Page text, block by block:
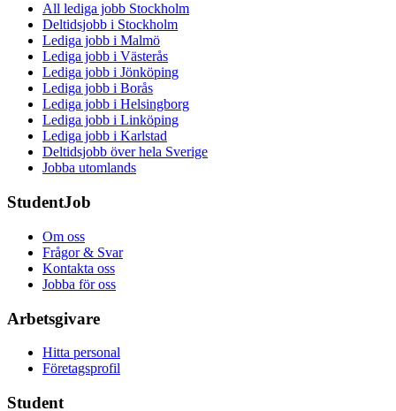
All lediga jobb Stockholm
Deltidsjobb i Stockholm
Lediga jobb i Malmö
Lediga jobb i Västerås
Lediga jobb i Jönköping
Lediga jobb i Borås
Lediga jobb i Helsingborg
Lediga jobb i Linköping
Lediga jobb i Karlstad
Deltidsjobb över hela Sverige
Jobba utomlands
StudentJob
Om oss
Frågor & Svar
Kontakta oss
Jobba för oss
Arbetsgivare
Hitta personal
Företagsprofil
Student